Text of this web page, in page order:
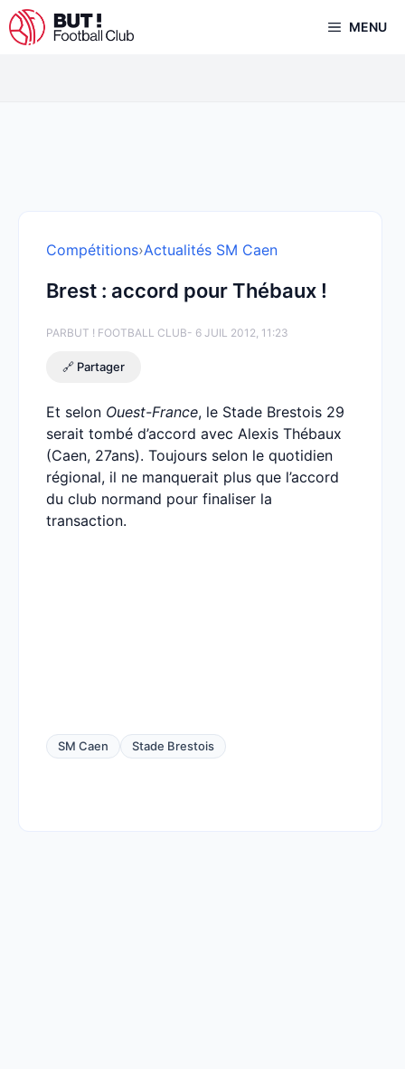
Aller
au
MENU
Compétitions›Actualités SM Caen
Brest : accord pour Thébaux !
PARBUT ! FOOTBALL CLUB- 6 JUIL 2012, 11:23
🔗 Partager
Et selon Ouest-France, le Stade Brestois 29
serait tombé d’accord avec Alexis Thébaux
(Caen, 27ans). Toujours selon le quotidien
régional, il ne manquerait plus que l’accord
du club normand pour finaliser la
transaction.
SM Caen Stade Brestois